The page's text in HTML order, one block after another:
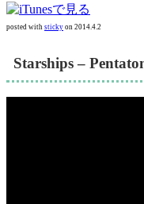
posted with sticky on 2014.4.2
Starships –